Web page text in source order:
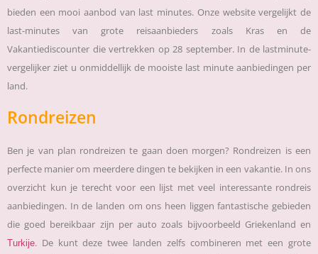
bieden een mooi aanbod van last minutes. Onze website vergelijkt de
last-minutes van grote reisaanbieders zoals Kras en de
Vakantiediscounter die vertrekken op 28 september. In de lastminute-
vergelijker ziet u onmiddellijk de mooiste last minute aanbiedingen per
land.
Rondreizen
Ben je van plan rondreizen te gaan doen morgen? Rondreizen is een
perfecte manier om meerdere dingen te bekijken in een vakantie. In ons
overzicht kun je terecht voor een lijst met veel interessante rondreis
aanbiedingen. In de landen om ons heen liggen fantastische gebieden
die goed bereikbaar zijn per auto zoals bijvoorbeeld Griekenland en
Turkije. De kunt deze twee landen zelfs combineren met een grote